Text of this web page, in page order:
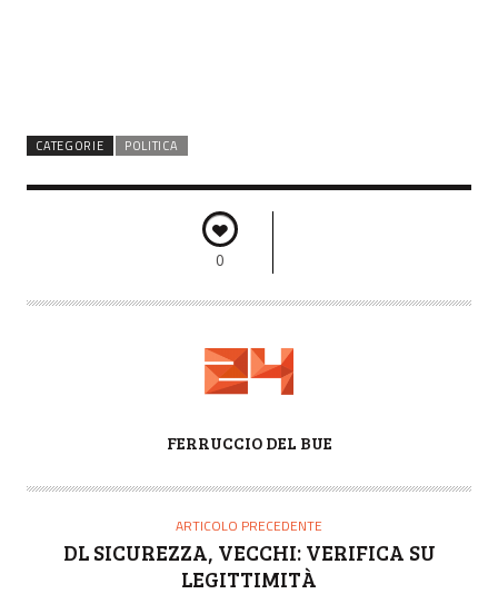
CATEGORIE POLITICA
0
T
FERRUCCIO DEL BUE
ARTICOLO PRECEDENTE
DL SICUREZZA, VECCHI: VERIFICA SU
LEGITTIMITÀ